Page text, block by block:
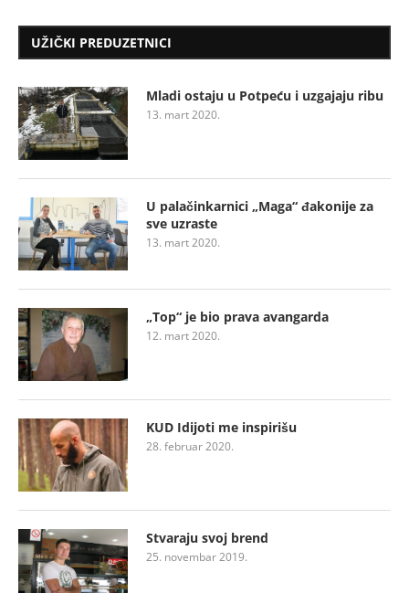
UŽIČKI PREDUZETNICI
Mladi ostaju u Potpeću i uzgajaju ribu
13. mart 2020.
U palačinkarnici „Maga“ đakonije za
sve uzraste
13. mart 2020.
„Top“ je bio prava avangarda
12. mart 2020.
KUD Idijoti me inspirišu
28. februar 2020.
Stvaraju svoj brend
25. novembar 2019.